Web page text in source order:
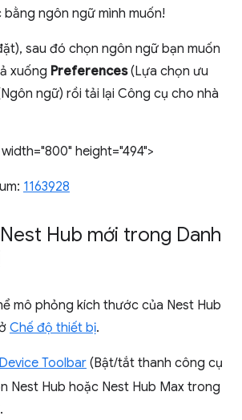
bằng ngôn ngữ mình muốn!
sau đó chọn ngôn ngữ bạn muốn
xuống Preferences(Lựa chọn ưu
ngữ) rồi tải lại Công cụ cho nhà
height="494">
1163928
Hub mới trong Danh
mô phỏng kích thước của Nest Hub
Chế độ thiết bị.
Toolbar (Bật/tắt thanh công cụ
Nest Hub hoặc Nest Hub Max trong